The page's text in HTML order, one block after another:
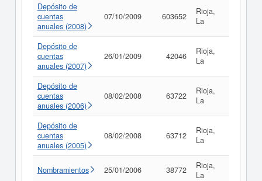
Depósito de
cuentas
anuales (2008)
07/10/2009 603652
Rioja,
La
Depósito de
cuentas
anuales (2007)
26/01/2009 42046
Rioja,
La
Depósito de
cuentas
anuales (2006)
08/02/2008 63722
Rioja,
La
Depósito de
cuentas
anuales (2005)
08/02/2008 63712
Rioja,
La
Nombramientos 25/01/2006 38772
Rioja,
La